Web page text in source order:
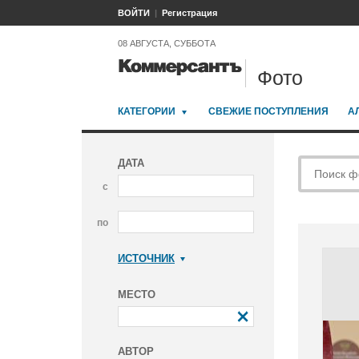
ВОЙТИ Регистрация
08 АВГУСТА, СУББОТА
Фото
КАТЕГОРИИ СВЕЖИЕ ПОСТУПЛЕНИЯ
ДАТА
с
по
ИСТОЧНИК
МЕСТО
АВТОР